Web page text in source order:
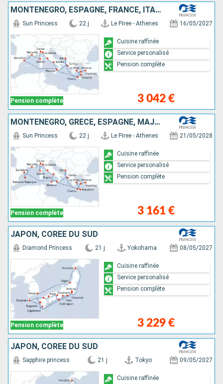
MONTÉNÉGRO, ESPAGNE, FRANCE, ITALIE, GRÈCE, TURQUIE
Pension complète
Sun Princess 22 j Le Piree - Athenes 16/05/2027
3 042 €
Cuisine raffinée
Service personalisé
Pension complète
MONTÉNÉGRO, GRÈCE, ESPAGNE, MAJORQUE, FRANCE, ITALIE, TURQUIE
Pension complète
Sun Princess 22 j Le Piree - Athenes 21/05/2028
3 161 €
Cuisine raffinée
Service personalisé
Pension complète
JAPON, CORÉE DU SUD
Pension complète
Diamond Princess 21 j Yokohama 08/05/2027
3 229 €
Cuisine raffinée
Service personalisé
Pension complète
JAPON, CORÉE DU SUD
Sapphire princess 21 j Tokyo 09/05/2027
Cuisine raffinée